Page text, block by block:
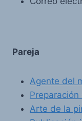
Pareja
Agente del
Preparación
Arte de la